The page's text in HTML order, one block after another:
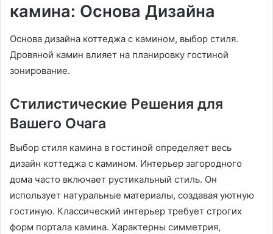
камина: Основа Дизайна
Основа дизайна коттеджа с камином, выбор стиля.
Дровяной камин влияет на планировку гостиной
зонирование.
Стилистические Решения для
Вашего Очага
Выбор стиля камина в гостиной определяет весь
дизайн коттеджа с камином. Интерьер загородного
дома часто включает рустикальный стиль. Он
использует натуральные материалы, создавая уютную
гостиную. Классический интерьер требует строгих
форм портала камина. Характерны симметрия,